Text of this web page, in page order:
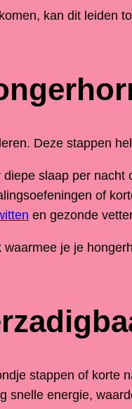
kan dit leiden
Deze stappen
slaap per
of
en gezonde
je je
stappen of korte
snelle energie,